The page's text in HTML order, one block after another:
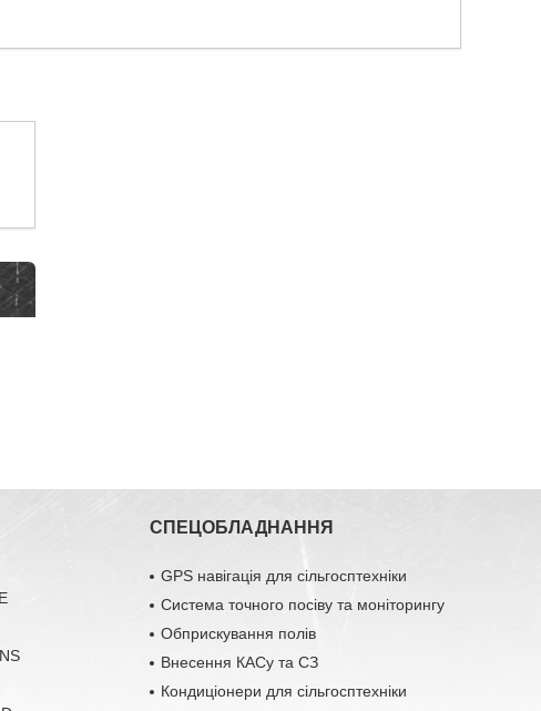
СПЕЦОБЛАДНАННЯ
GPS навігація для сільгосптехніки
Система точного посіву та моніторингу
Обприскування полів
Внесення КАСу та СЗ
Кондиціонери для сільгосптехніки